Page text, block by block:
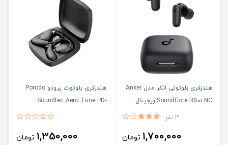
هندزفری بلوتوثی انکر مدل Anker
SoundCore R50i NCاورجینال
3 نفر
1,700,000 تومان
هندزفری بلوتوث پرودو Porodo
Soundtec Aero Tune PD-
1,350,000 تومان